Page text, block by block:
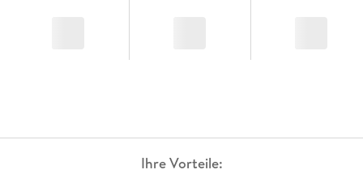
Ihre Vorteile: